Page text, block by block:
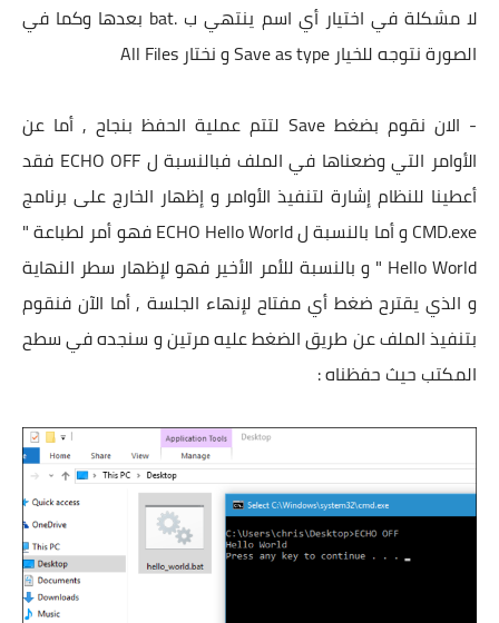
لا مشكلة في اختيار أي اسم ينتهي ب .bat بعدها وكما في
الصورة نتوجه للخيار Save as type و نختار All Files
- الان نقوم بضغط Save لتتم عملية الحفظ بنجاح , أما عن
الأوامر التي وضعناها في الملف فبالنسبة ل ECHO OFF فقد
أعطينا للنظام إشارة لتنفيذ اﻷوامر و إظهار الخارج على برنامج
CMD.exe و أما بالنسبة ل ECHO Hello World فهو أمر لطباعة "
Hello World " و بالنسبة للأمر الأخير فهو لإظهار سطر النهاية
و الذي يقترح ضغط أي مفتاح لإنهاء الجلسة , أما الآن فنقوم
بتنفيذ الملف عن طريق الضغط عليه مرتين و سنجده في سطح
المكتب حيث حفظناه :